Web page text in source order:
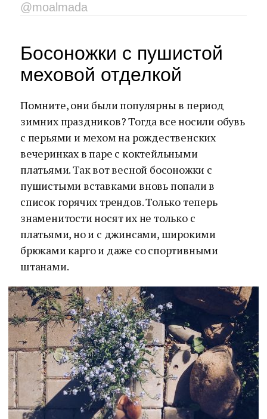
@moalmada
Босоножки с пушистой
меховой отделкой
Помните, они были популярны в период
зимних праздников? Тогда все носили обувь
с перьями и мехом на рождественских
вечеринках в паре с коктейльными
платьями. Так вот весной босоножки с
пушистыми вставками вновь попали в
список горячих трендов. Только теперь
знаменитости носят их не только с
платьями, но и с джинсами, широкими
брюками карго и даже со спортивными
штанами.